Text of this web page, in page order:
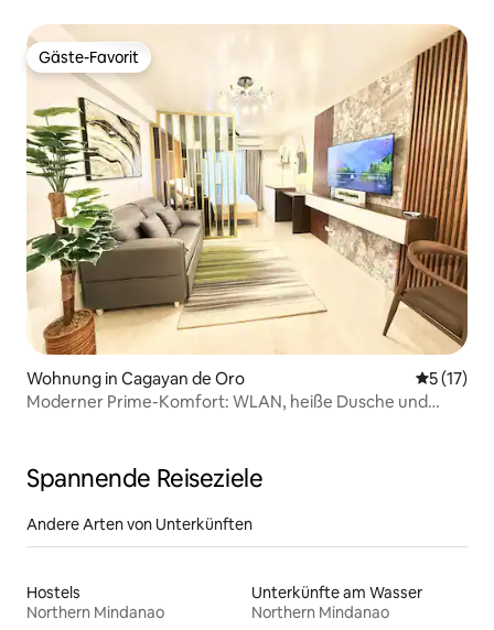
Gäste-Favorit
Gäste-Favorit
Wohnung in Cagayan de Oro
5 (17)
Moderner Prime-Komfort: WLAN, heiße Dusche und
Spannende Reiseziele
Andere Arten von Unterkünften
Hostels
Northern Mindanao
Unterkünfte am Wasser
Northern Mindanao